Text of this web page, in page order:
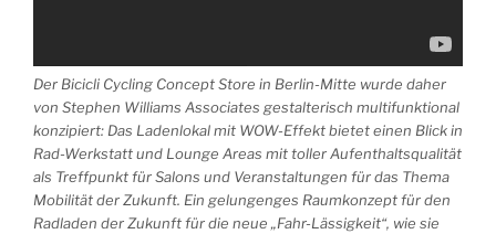
Der Bicicli Cycling Concept Store in Berlin-Mitte wurde daher
von Stephen Williams Associates gestalterisch multifunktional
konzipiert: Das Ladenlokal mit WOW-Effekt bietet einen Blick in
Rad-Werkstatt und Lounge Areas mit toller Aufenthaltsqualität
als Treffpunkt für Salons und Veranstaltungen für das Thema
Mobilität der Zukunft. Ein gelungenges Raumkonzept für den
Radladen der Zukunft für die neue „Fahr-Lässigkeit“, wie sie